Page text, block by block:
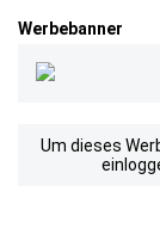
Werbebanner
Um dieses